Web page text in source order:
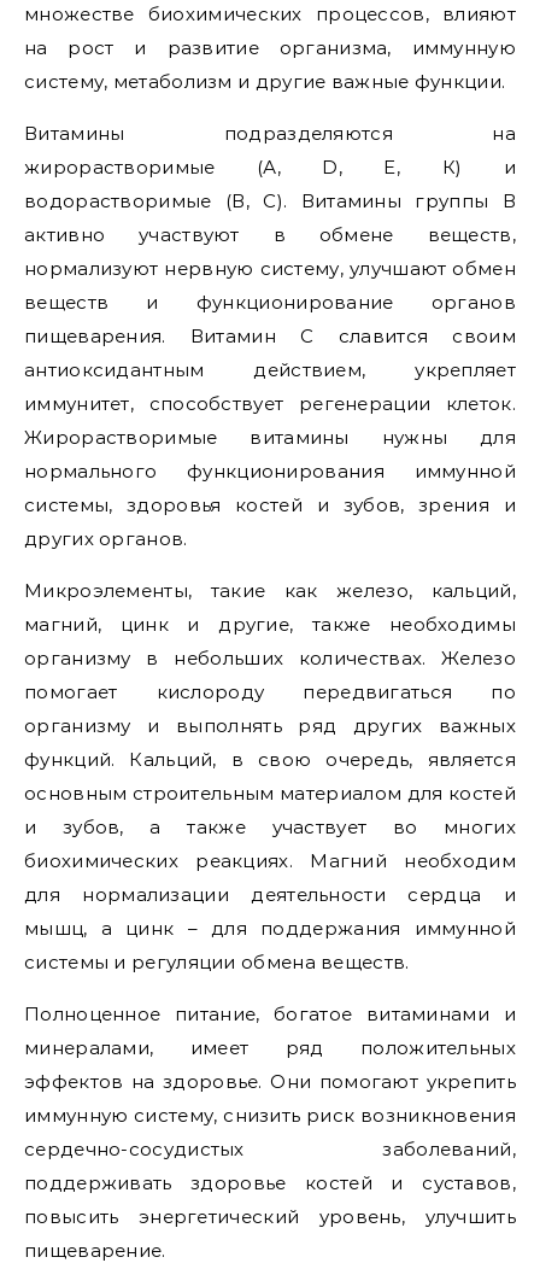
множестве биохимических процессов, влияют
на рост и развитие организма, иммунную
систему, метаболизм и другие важные функции.
Витамины подразделяются на
жирорастворимые (А, D, Е, К) и
водорастворимые (В, С). Витамины группы В
активно участвуют в обмене веществ,
нормализуют нервную систему, улучшают обмен
веществ и функционирование органов
пищеварения. Витамин С славится своим
антиоксидантным действием, укрепляет
иммунитет, способствует регенерации клеток.
Жирорастворимые витамины нужны для
нормального функционирования иммунной
системы, здоровья костей и зубов, зрения и
других органов.
Микроэлементы, такие как железо, кальций,
магний, цинк и другие, также необходимы
организму в небольших количествах. Железо
помогает кислороду передвигаться по
организму и выполнять ряд других важных
функций. Кальций, в свою очередь, является
основным строительным материалом для костей
и зубов, а также участвует во многих
биохимических реакциях. Магний необходим
для нормализации деятельности сердца и
мышц, а цинк – для поддержания иммунной
системы и регуляции обмена веществ.
Полноценное питание, богатое витаминами и
минералами, имеет ряд положительных
эффектов на здоровье. Они помогают укрепить
иммунную систему, снизить риск возникновения
сердечно-сосудистых заболеваний,
поддерживать здоровье костей и суставов,
повысить энергетический уровень, улучшить
пищеварение.